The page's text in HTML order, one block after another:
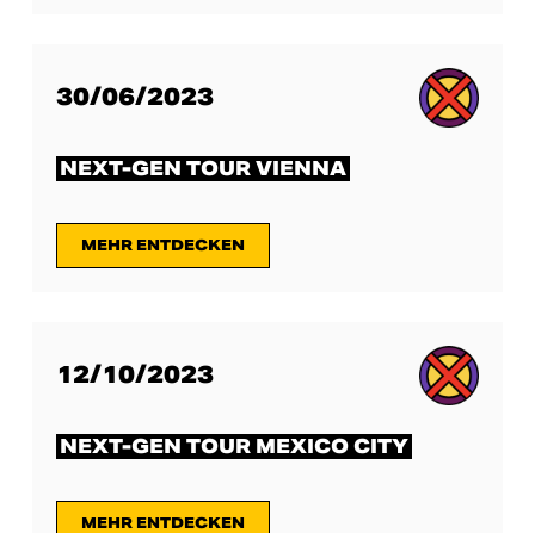
30/06/2023
NEXT-GEN TOUR VIENNA
MEHR ENTDECKEN
12/10/2023
NEXT-GEN TOUR MEXICO CITY
MEHR ENTDECKEN